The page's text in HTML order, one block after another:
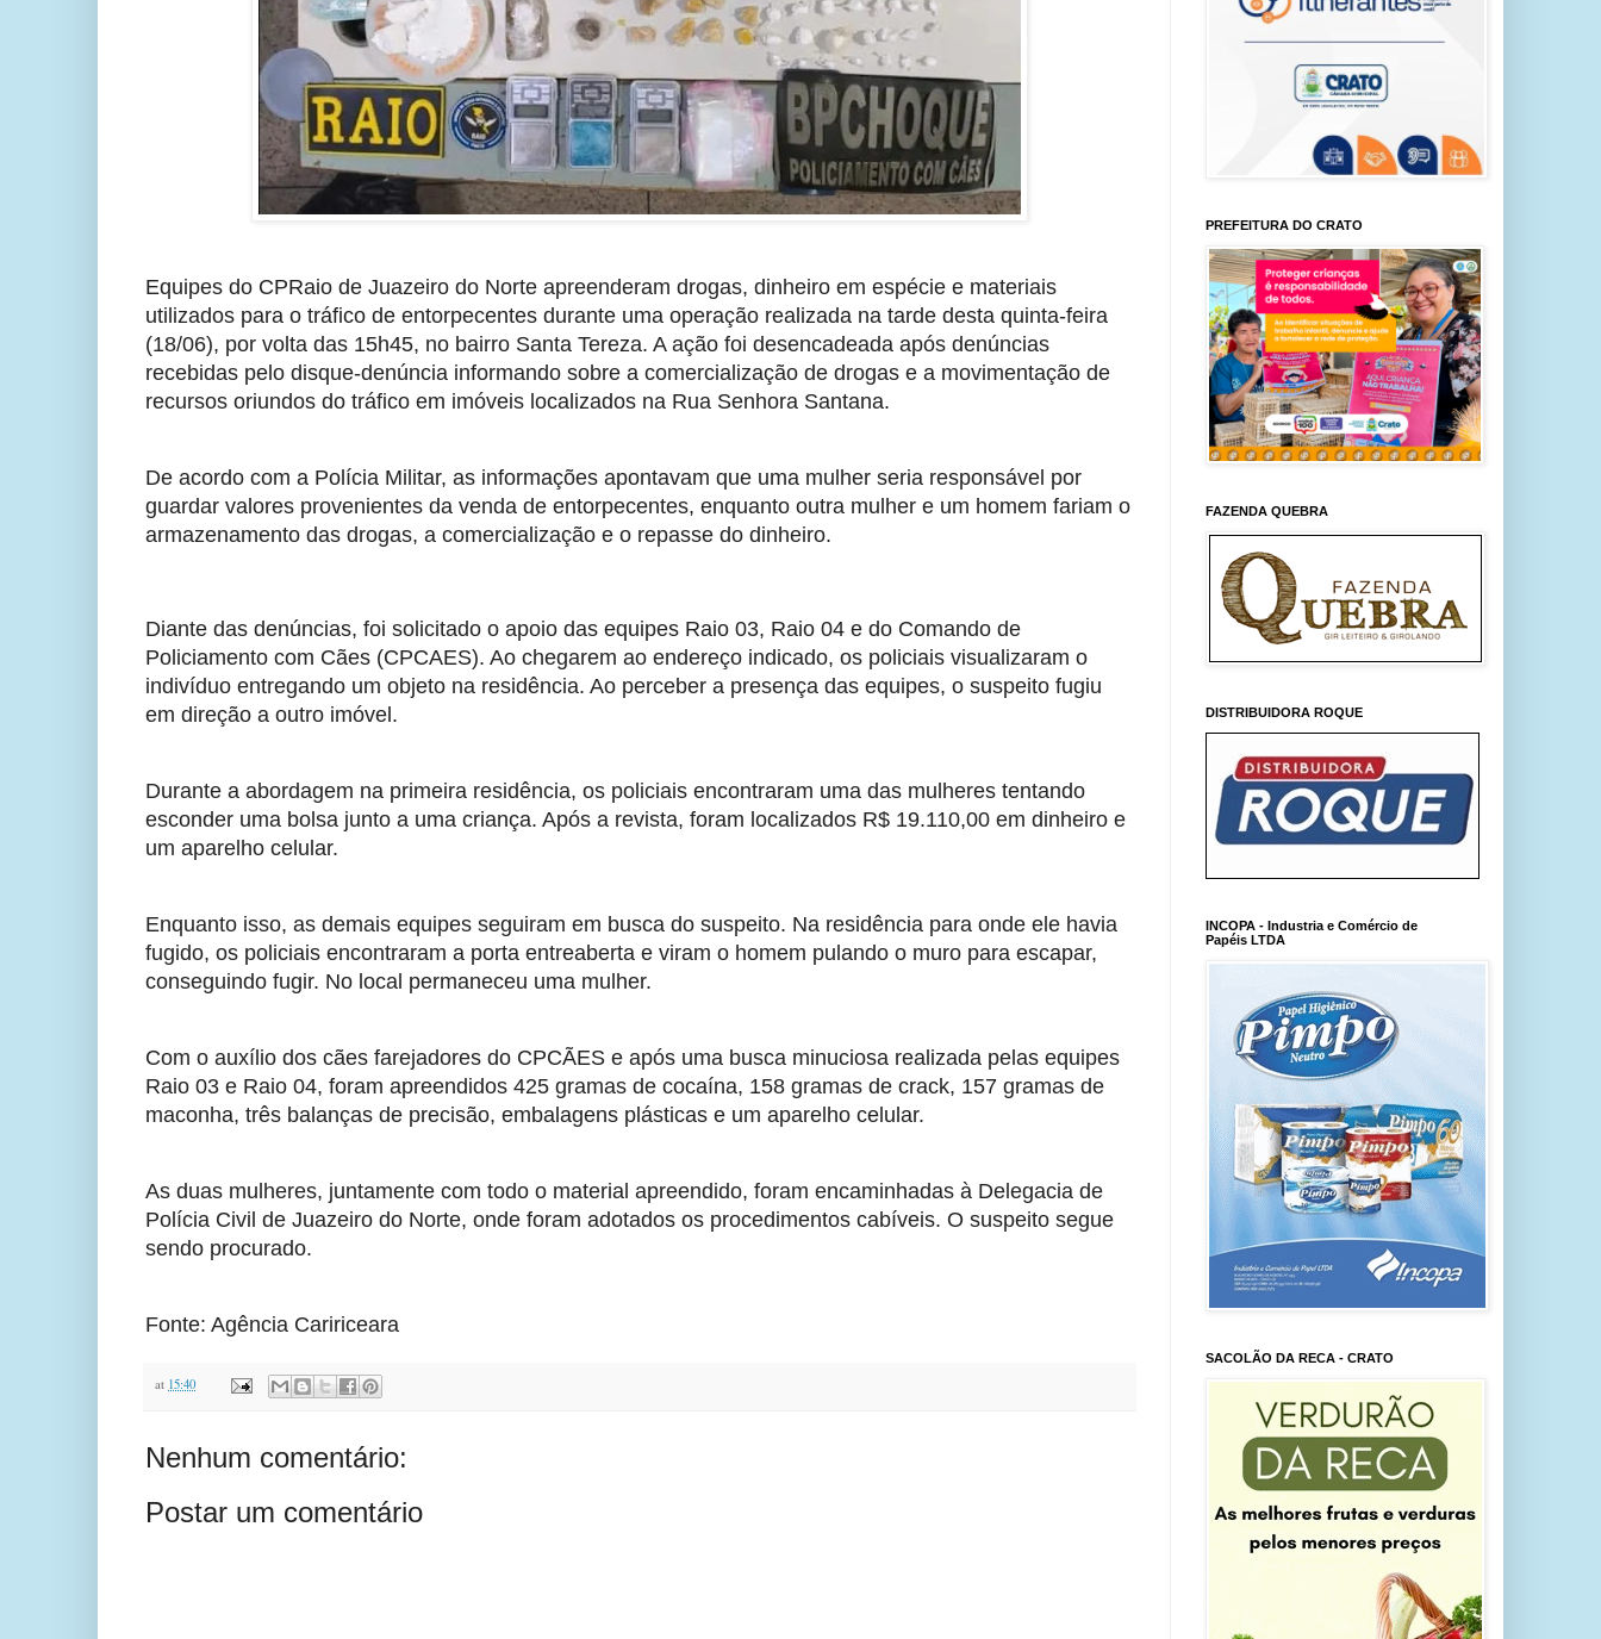
Equipes do CPRaio de Juazeiro do Norte apreenderam drogas, dinheiro em espécie e materiais
utilizados para o tráfico de entorpecentes durante uma operação realizada na tarde desta quinta-feira
(18/06), por volta das 15h45, no bairro Santa Tereza. A ação foi desencadeada após denúncias
recebidas pelo disque-denúncia informando sobre a comercialização de drogas e a movimentação de
recursos oriundos do tráfico em imóveis localizados na Rua Senhora Santana.
De acordo com a Polícia Militar, as informações apontavam que uma mulher seria responsável por
guardar valores provenientes da venda de entorpecentes, enquanto outra mulher e um homem fariam o
armazenamento das drogas, a comercialização e o repasse do dinheiro.
Diante das denúncias, foi solicitado o apoio das equipes Raio 03, Raio 04 e do Comando de
Policiamento com Cães (CPCAES). Ao chegarem ao endereço indicado, os policiais visualizaram o
indivíduo entregando um objeto na residência. Ao perceber a presença das equipes, o suspeito fugiu
em direção a outro imóvel.
Durante a abordagem na primeira residência, os policiais encontraram uma das mulheres tentando
esconder uma bolsa junto a uma criança. Após a revista, foram localizados R$ 19.110,00 em dinheiro e
um aparelho celular.
Enquanto isso, as demais equipes seguiram em busca do suspeito. Na residência para onde ele havia
fugido, os policiais encontraram a porta entreaberta e viram o homem pulando o muro para escapar,
conseguindo fugir. No local permaneceu uma mulher.
Com o auxílio dos cães farejadores do CPCÃES e após uma busca minuciosa realizada pelas equipes
Raio 03 e Raio 04, foram apreendidos 425 gramas de cocaína, 158 gramas de crack, 157 gramas de
maconha, três balanças de precisão, embalagens plásticas e um aparelho celular.
As duas mulheres, juntamente com todo o material apreendido, foram encaminhadas à Delegacia de
Polícia Civil de Juazeiro do Norte, onde foram adotados os procedimentos cabíveis. O suspeito segue
sendo procurado.
Fonte: Agência Caririceara
at 15:40
Nenhum comentário:
Postar um comentário
PREFEITURA DO CRATO
FAZENDA QUEBRA
DISTRIBUIDORA ROQUE
INCOPA - Industria e Comércio de
Papéis LTDA
SACOLÃO DA RECA - CRATO